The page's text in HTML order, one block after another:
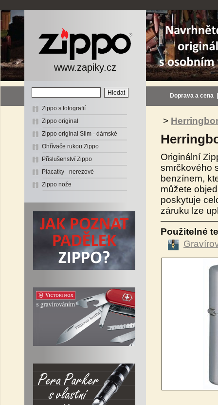
www.zapiky.cz
Zippo s fotografií
Zippo original
Zippo original Slim - dámské
Ohřívače rukou Zippo
Příslušenství Zippo
Placatky - nerezové
Zippo nože
Doprava a cena
>
Originální
smrčkového
benzínem,
můžete
poskytuje
záruku lze
Použitelné